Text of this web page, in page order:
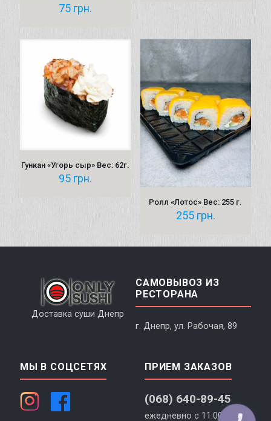
75 грн.
Гункан «Угорь сыр» Вес: 62г.
95 грн.
Ролл «Лотос» Вес: 255 г.
255 грн.
Доставка суши Днепр
САМОВЫВОЗ ИЗ
РЕСТОРАНА
г. Днепр, ул. Рабочая, 89
МЫ В СОЦСЕТЯХ ПРИЕМ ЗАКАЗОВ
(068) 640-89-45
ежедневно с 11:00 до